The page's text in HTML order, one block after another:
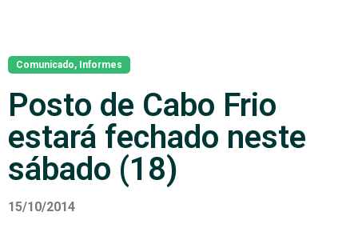
Comunicado, Informes
Posto de Cabo Frio
estará fechado neste
sábado (18)
15/10/2014